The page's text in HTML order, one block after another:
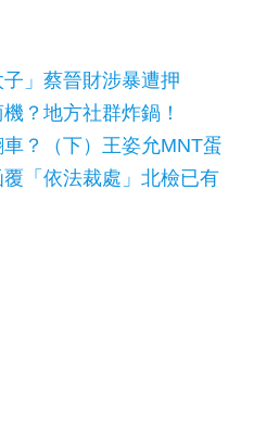
子」蔡晉財涉暴遭押
？地方社群炸鍋！
車？（下）王姿允MNT蛋
「依法裁處」北檢已有